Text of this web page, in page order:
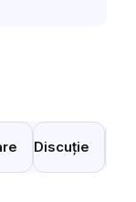
Discuție